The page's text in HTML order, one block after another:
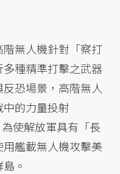
無人機針對「察打
種精準打擊之武器
恐場景，高階無人
的力量投射
使解放軍具有「長
艦載無人機攻擊美
。